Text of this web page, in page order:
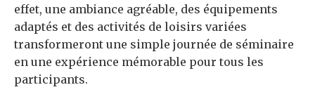
effet, une ambiance agréable, des équipements
adaptés et des activités de loisirs variées
transformeront une simple journée de séminaire
en une expérience mémorable pour tous les
participants.